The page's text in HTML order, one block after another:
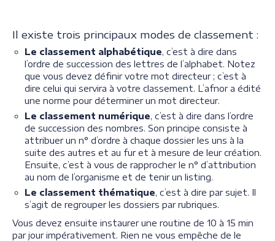
Il existe trois principaux modes de classement :
Le classement alphabétique, c’est à dire dans
l’ordre de succession des lettres de l’alphabet. Notez
que vous devez définir votre mot directeur ; c’est à
dire celui qui servira à votre classement. L’afnor a édité
une norme pour déterminer un mot directeur.
Le classement numérique, c’est à dire dans l’ordre
de succession des nombres. Son principe consiste à
attribuer un n° d’ordre à chaque dossier les uns à la
suite des autres et au fur et à mesure de leur création.
Ensuite, c’est à vous de rapprocher le n° d’attribution
au nom de l’organisme et de tenir un listing.
Le classement thématique, c’est à dire par sujet. Il
s’agit de regrouper les dossiers par rubriques.
Vous devez ensuite instaurer une routine de 10 à 15 min
par jour impérativement. Rien ne vous empêche de le